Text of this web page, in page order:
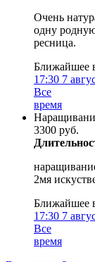
Очень
одну
ресница.
Ближайшее
17:30 7
Все
время
3300 руб.
2мя
Ближайшее
17:30 7
Все
время